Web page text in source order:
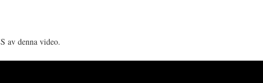
av denna video.